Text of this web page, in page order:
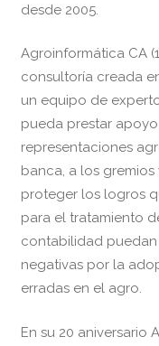
desde 2005.
Agroinformática CA
consultoría creada
un equipo de
pueda prestar
representaciones
banca, a los
proteger los logros
para el tratamiento
contabilidad puedan
negativas por la
erradas en el agro.
En su 20 aniversario